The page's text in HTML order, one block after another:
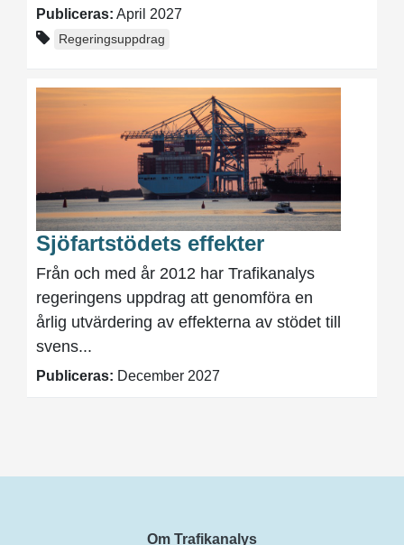
Publiceras: April 2027
Regeringsuppdrag
Sjöfartstödets effekter
Från och med år 2012 har Trafikanalys
regeringens uppdrag att genomföra en
årlig utvärdering av effekterna av stödet till
svens...
Publiceras: December 2027
Om Trafikanalys